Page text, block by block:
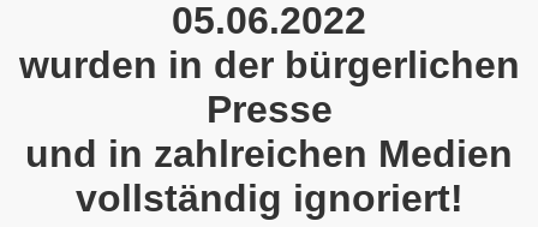
05.06.2022
wurden in der bürgerlichen
Presse
und in zahlreichen Medien
vollständig ignoriert!
mit bis zu etwa ca. 1.500 Teilnehmerinnen
Montagsdemo-Bewegung am 23.05.2022 - stärken wir
mich aktiv am 01.05.2022 im Zeichen des Kampfes
gleichermaßen bekämpfen am 28.03.2022 auf